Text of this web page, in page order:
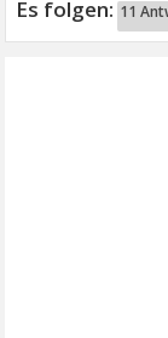
11